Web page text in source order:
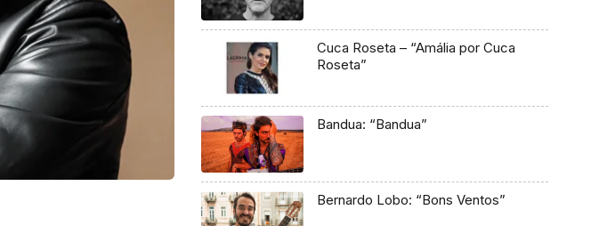
Cuca Roseta – “Amália por Cuca
Roseta”
Bandua: “Bandua”
Bernardo Lobo: “Bons Ventos”